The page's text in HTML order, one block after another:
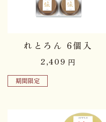
れとろん 6個入
2,409 円
期間限定